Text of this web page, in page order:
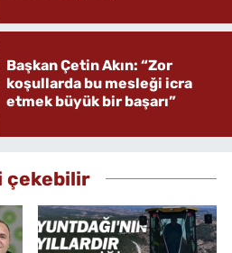
Başkan Çetin Akın: “Zor
koşullarda bu mesleği icra
etmek büyük bir başarı”
çekebilir